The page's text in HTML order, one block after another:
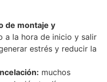
de montaje y
a la hora de inicio y salir
estrés y reducir la
muchos